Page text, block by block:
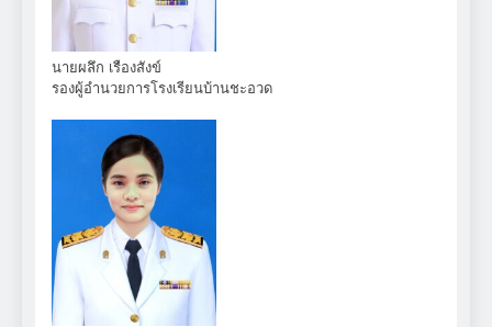
นายผลึก เรืองสังข์
รองผู้อำนวยการโรงเรียนบ้านชะอวด